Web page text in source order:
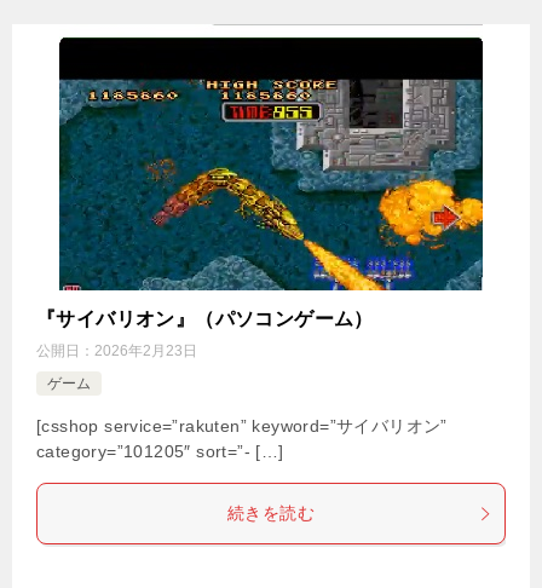
『サイバリオン』（パソコンゲーム）
公開日： 2026年2月23日
ゲーム
[csshop service=”rakuten” keyword=”サイバリオン”
category=”101205″ sort=”- […]
続きを読む